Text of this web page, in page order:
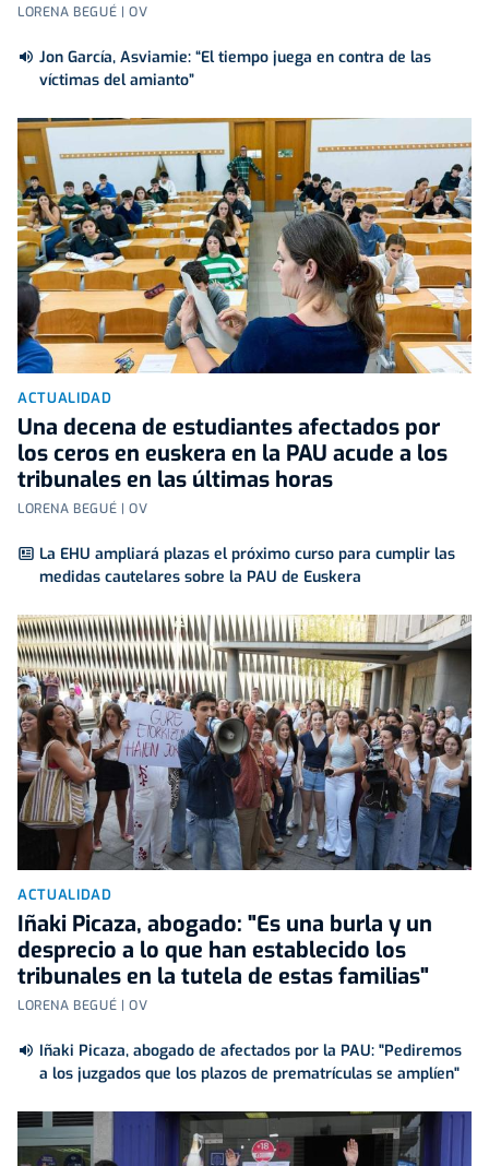
LORENA BEGUÉ | OV
Jon García, Asviamie: “El tiempo juega en contra de las
víctimas del amianto”
ACTUALIDAD
Una decena de estudiantes afectados por
los ceros en euskera en la PAU acude a los
tribunales en las últimas horas
LORENA BEGUÉ | OV
La EHU ampliará plazas el próximo curso para cumplir las
medidas cautelares sobre la PAU de Euskera
ACTUALIDAD
Iñaki Picaza, abogado: "Es una burla y un
desprecio a lo que han establecido los
tribunales en la tutela de estas familias"
LORENA BEGUÉ | OV
Iñaki Picaza, abogado de afectados por la PAU: "Pediremos
a los juzgados que los plazos de prematrículas se amplíen"